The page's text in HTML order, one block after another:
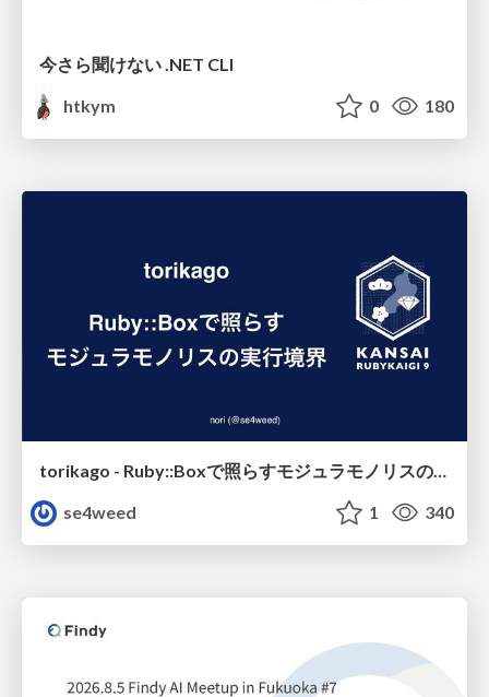
今さら聞けない .NET CLI
htkym
0 180
torikago - Ruby::Boxで照らすモジュラモノリスの実行境界
se4weed
1 340